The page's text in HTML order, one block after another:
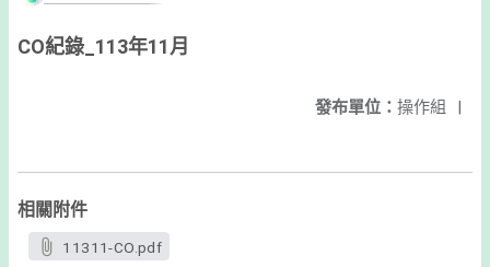
CO紀錄_113年11月
發布單位： 操作組 |
相關附件
11311-CO.pdf